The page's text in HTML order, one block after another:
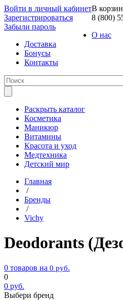
Войти в личный кабинет
Зарегистрироваться
Забыли пароль
В
8 (800)
О нас
Доставка
Бонусы
Контакты
Раскрыть каталог
Косметика
Маникюр
Витамины
Красота и уход
Медтехника
Детский мир
Главная
/
Бренды
/
Vichy
Deodorants
0 товаров на 0 руб.
0
0 руб.
Выбери бренд